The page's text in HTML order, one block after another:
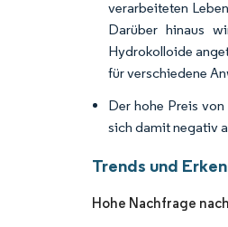
verarbeiteten
Darüber hinaus
Hydrokolloide
für verschiedene
Der hohe Preis
sich damit negativ
Trends und
Hohe Nachfrage